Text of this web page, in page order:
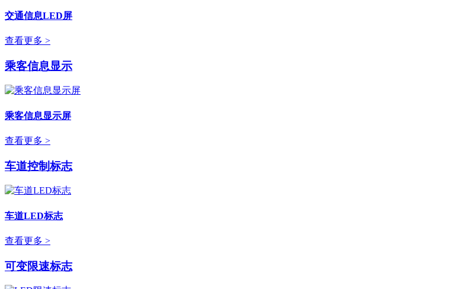
交通信息LED屏
查看更多 >
乘客信息显示
乘客信息显示屏
查看更多 >
车道控制标志
车道LED标志
查看更多 >
可变限速标志